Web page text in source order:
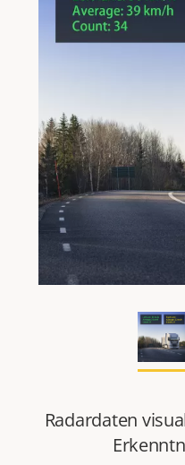
Radardaten